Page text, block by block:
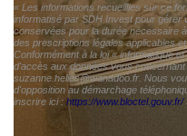
« Les informations recueillies sur ce
informatisé par SDH Invest pour gérer
conservées pour la durée nécessaire
des prescriptions légales applicables
Conformément à la loi « informatique
d'accès aux données vous
suzanne.helies@wanadoo.fr. Nous
d'opposition au démarchage
inscrire ici : https://www.bloctel.gouv.fr/